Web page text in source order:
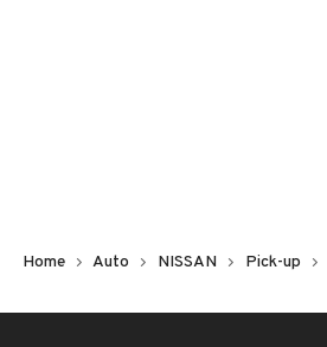
Home Auto NISSAN Pick-up